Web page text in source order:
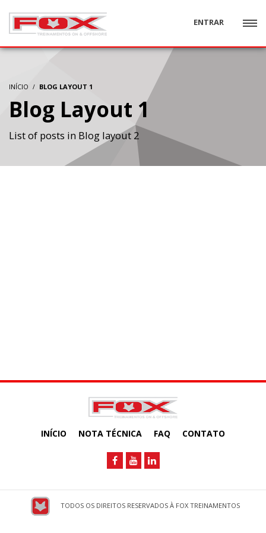
ENTRAR
INÍCIO BLOG LAYOUT 1
Blog Layout 1
List of posts in Blog layout 2
INÍCIO NOTA TÉCNICA FAQ CONTATO
TODOS OS DIREITOS RESERVADOS À FOX TREINAMENTOS